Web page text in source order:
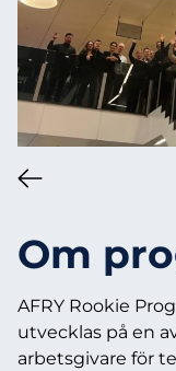
Om
AFRY Rookie
utvecklas på en
arbetsgivare för